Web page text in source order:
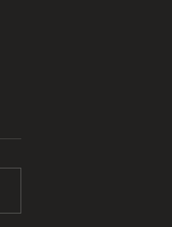
do arenito em